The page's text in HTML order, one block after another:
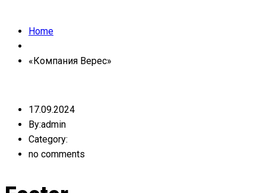
Home
«Компания Верес»
17.09.2024
By:admin
Category:
no comments